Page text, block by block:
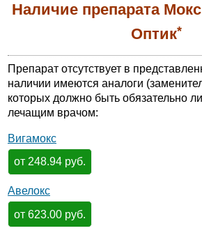
Наличие препарата
Оптик*
Препарат отсутствует в
наличии имеются аналоги
которых должно быть обязательно
лечащим врачом:
Вигамокс
от 248.94 руб.
Авелокс
от 623.00 руб.